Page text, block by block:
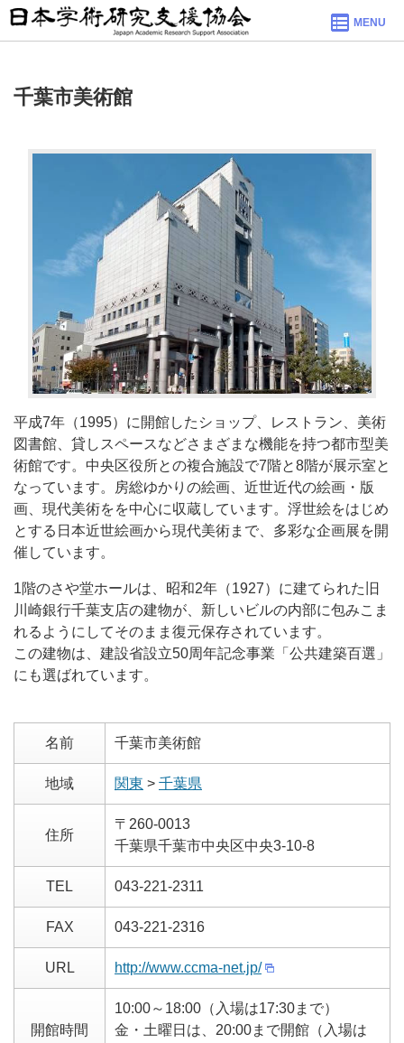
MENU
千葉市美術館
平成7年（1995）に開館したショップ、レストラン、美術
図書館、貸しスペースなどさまざまな機能を持つ都市型美
術館です。中央区役所との複合施設で7階と8階が展示室と
なっています。房総ゆかりの絵画、近世近代の絵画・版
画、現代美術をを中心に収蔵しています。浮世絵をはじめ
とする日本近世絵画から現代美術まで、多彩な企画展を開
催しています。
1階のさや堂ホールは、昭和2年（1927）に建てられた旧
川崎銀行千葉支店の建物が、新しいビルの内部に包みこま
れるようにしてそのまま復元保存されています。
この建物は、建設省設立50周年記念事業「公共建築百選」
にも選ばれています。
名前 千葉市美術館
地域 関東 > 千葉県
住所
〒260-0013
千葉県千葉市中央区中央3-10-8
TEL 043-221-2311
FAX 043-221-2316
URL http://www.ccma-net.jp/
開館時間
10:00～18:00（入場は17:30まで）
金・土曜日は、20:00まで開館（入場は